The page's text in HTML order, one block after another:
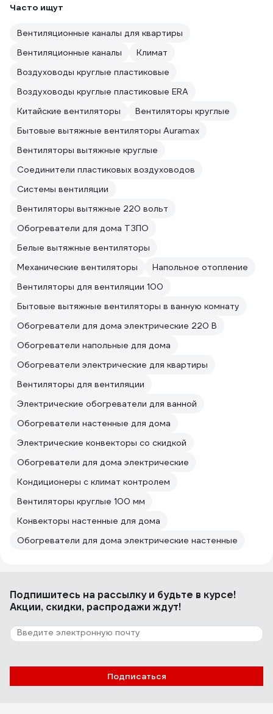
Часто ищут
Вентиляционные каналы для квартиры
Вентиляционные каналы
Климат
Воздуховоды круглые пластиковые
Воздуховоды круглые пластиковые ERA
Китайские вентиляторы
Вентиляторы круглые
Бытовые вытяжные вентиляторы Auramax
Вентиляторы вытяжные круглые
Соединители пластиковых воздуховодов
Системы вентиляции
Вентиляторы вытяжные 220 вольт
Обогреватели для дома ТЗПО
Белые вытяжные вентиляторы
Механические вентиляторы
Напольное отопление
Вентиляторы для вентиляции 100
Бытовые вытяжные вентиляторы в ванную комнату
Обогреватели для дома электрические 220 В
Обогреватели напольные для дома
Обогреватели электрические для квартиры
Вентиляторы для вентиляции
Электрические обогреватели для ванной
Обогреватели настенные для дома
Электрические конвекторы со скидкой
Обогреватели для дома электрические
Кондиционеры с климат контролем
Вентиляторы круглые 100 мм
Конвекторы настенные для дома
Обогреватели для дома электрические настенные
Подпишитесь на рассылкуи будьте в курсе!
Акции, скидки, распродажи ждут!
Подписаться